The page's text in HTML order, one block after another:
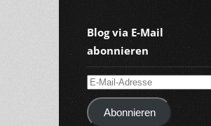
Blog via E-Mail
abonnieren
E-
Mail-
AdresseAbonnieren